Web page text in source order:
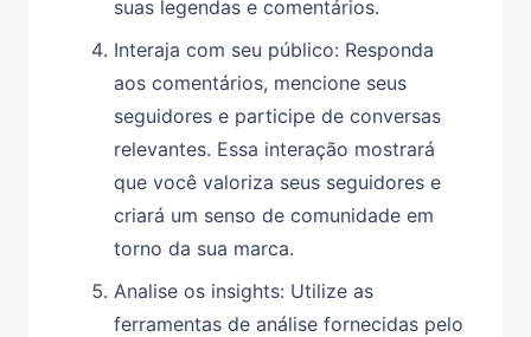
suas legendas e comentários.
Interaja com seu público: Responda
aos comentários, mencione seus
seguidores e participe de conversas
relevantes. Essa interação mostrará
que você valoriza seus seguidores e
criará um senso de comunidade em
torno da sua marca.
Analise os insights: Utilize as
ferramentas de análise fornecidas pelo